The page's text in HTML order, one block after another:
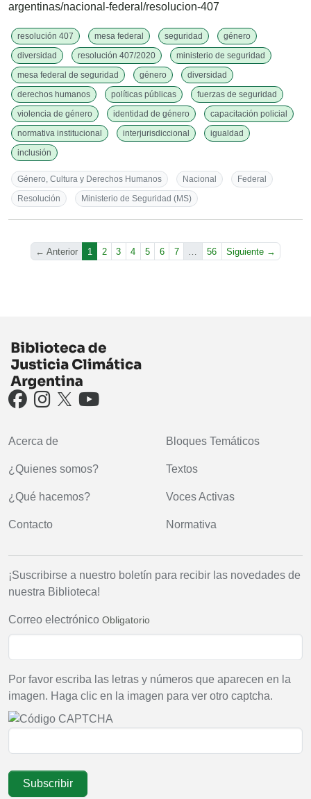
argentinas/nacional-federal/resolucion-407
resolución 407 mesa federal seguridad
género
diversidad
resolución 407/2020
ministerio de seguridad
mesa federal de seguridad
género
diversidad
derechos humanos
políticas públicas
fuerzas de seguridad
violencia de género
identidad de género
capacitación policial
normativa institucional
interjurisdiccional
igualdad
inclusión
Género, Cultura y Derechos Humanos Nacional
Federal
Resolución
Ministerio de Seguridad (MS)
← Anterior 1 (actual)
2 3 4 5 6 7 56 Siguiente →
Acerca de
¿Quienes somos?
¿Qué hacemos?
Contacto
Bloques Temáticos
Textos
Voces Activas
Normativa
¡Suscribirse a nuestro boletín para recibir las novedades de
nuestra Biblioteca!
Correo electrónico Obligatorio
Por favor escriba las letras y números que aparecen en la
imagen. Haga clic en la imagen para ver otro captcha.
Subscribir